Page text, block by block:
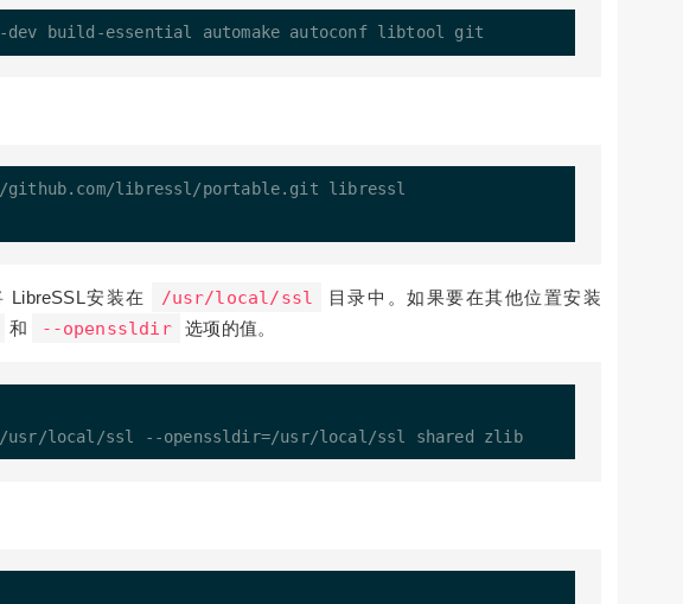
-dev build -
libressl/portable.git libressl
LibreSSL安装在 /usr/local/ssl
目录中。如果要在其他位置安装
和 --openssldir 选项的值。
usr/local /ssl - -openssldir=/usr/local / ssl shared zlib